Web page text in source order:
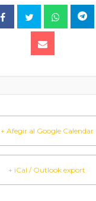
+ Afegir al Google Calendar
+ iCal / Outlook export